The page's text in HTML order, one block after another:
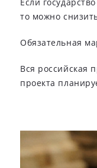
то можно
Обязательная
Вся российская
проекта